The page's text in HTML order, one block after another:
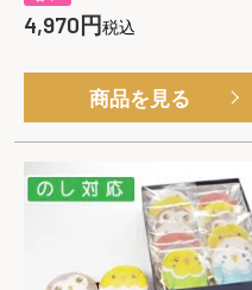
4,970 税込
商品を見る